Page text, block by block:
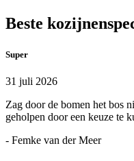
Beste
Super
31 juli 2026
Zag door de bomen het bos
geholpen door een keuze te
- Femke van der Meer